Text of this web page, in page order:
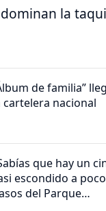
la
de familia”
cartelera nacional
que hay un
escondido a
del Parque